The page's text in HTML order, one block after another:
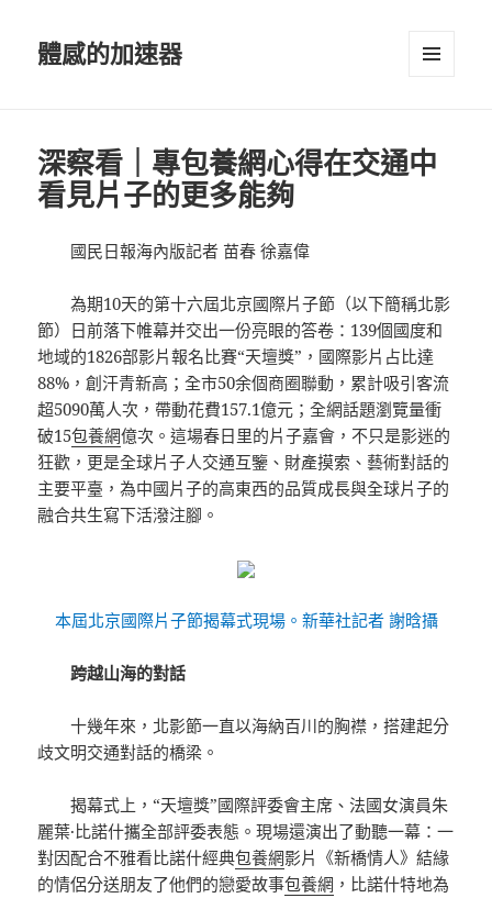
體感的加速器
深察看｜專包養網心得在交通中
看見片子的更多能夠
國民日報海內版記者 苗春 徐嘉偉
為期10天的第十六屆北京國際片子節（以下簡稱北影
節）日前落下帷幕并交出一份亮眼的答卷：139個國度和
地域的1826部影片報名比賽“天壇獎”，國際影片占比達
88%，創汗青新高；全市50余個商圈聯動，累計吸引客流
超5090萬人次，帶動花費157.1億元；全網話題瀏覽量衝
破15包養網億次。這場春日里的片子嘉會，不只是影迷的
狂歡，更是全球片子人交通互鑒、財產摸索、藝術對話的
主要平臺，為中國片子的高東西的品質成長與全球片子的
融合共生寫下活潑注腳。
本屆北京國際片子節揭幕式現場。新華社記者 謝晗攝
跨越山海的對話
十幾年來，北影節一直以海納百川的胸襟，搭建起分
歧文明交通對話的橋梁。
揭幕式上，“天壇獎”國際評委會主席、法國女演員朱
麗葉·比諾什攜全部評委表態。現場還演出了動聽一幕：一
對因配合不雅看比諾什經典包養網影片《新橋情人》結緣
的情侶分送朋友了他們的戀愛故事包養網 ，比諾什特地為